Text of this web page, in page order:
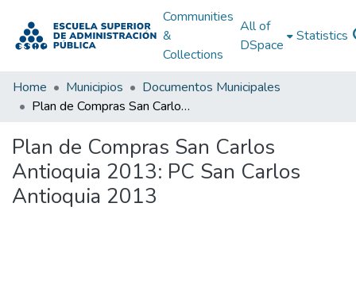
Communities
&
Collections
All of
DSpace
Statistics
Home Municipios
Documentos Municipales
Plan de Compras San Carlos Antioquia 2013: PC San Carlos Antioquia 2013
Plan de Compras San Carlos
Antioquia 2013: PC San Carlos
Antioquia 2013